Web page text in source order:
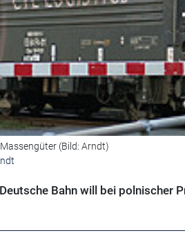
(Bild: Arndt)
Bahn will bei polnischer